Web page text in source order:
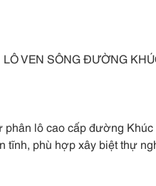
VEN SÔNG ĐƯỜNG
lô cao cấp đường
tĩnh, phù hợp xây biệt thự